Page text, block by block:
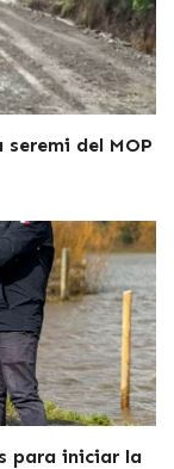
del MOP
para iniciar la